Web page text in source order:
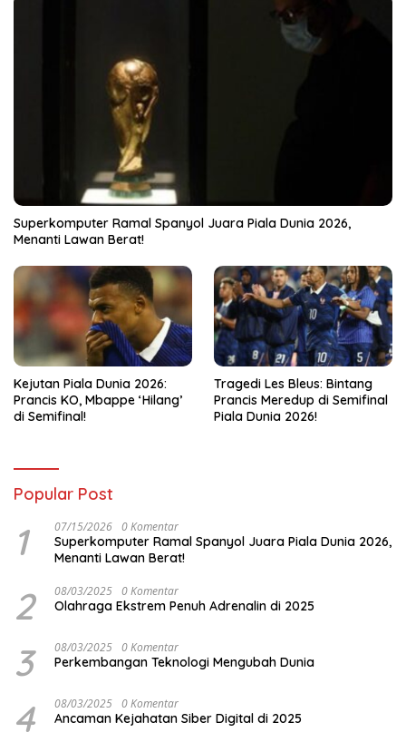
Superkomputer Ramal Spanyol Juara Piala Dunia 2026,
Menanti Lawan Berat!
Kejutan Piala Dunia 2026:
Prancis KO, Mbappe ‘Hilang’
di Semifinal!
Tragedi Les Bleus: Bintang
Prancis Meredup di Semifinal
Piala Dunia 2026!
Popular Post
1 07/15/2026 0 Komentar
Superkomputer Ramal Spanyol Juara Piala Dunia 2026,
Menanti Lawan Berat!
2 08/03/2025 0 Komentar
Olahraga Ekstrem Penuh Adrenalin di 2025
3 08/03/2025 0 Komentar
Perkembangan Teknologi Mengubah Dunia
4 08/03/2025 0 Komentar
Ancaman Kejahatan Siber Digital di 2025